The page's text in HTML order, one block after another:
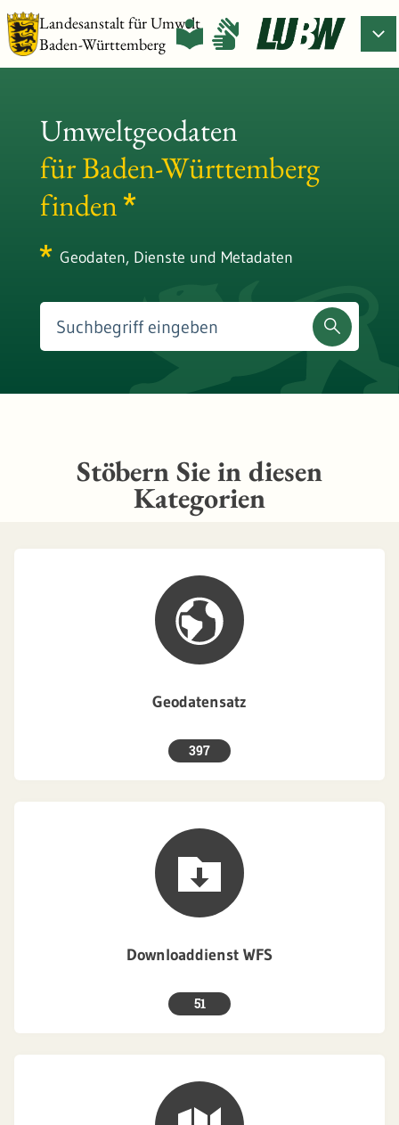
Landesanstalt für Umwelt
Baden-Württemberg
Umweltgeodaten
für Baden-Württemberg
finden
Geodaten, Dienste und Metadaten
Stöbern Sie in diesen
Kategorien
Geodatensatz
397
Downloaddienst WFS
51